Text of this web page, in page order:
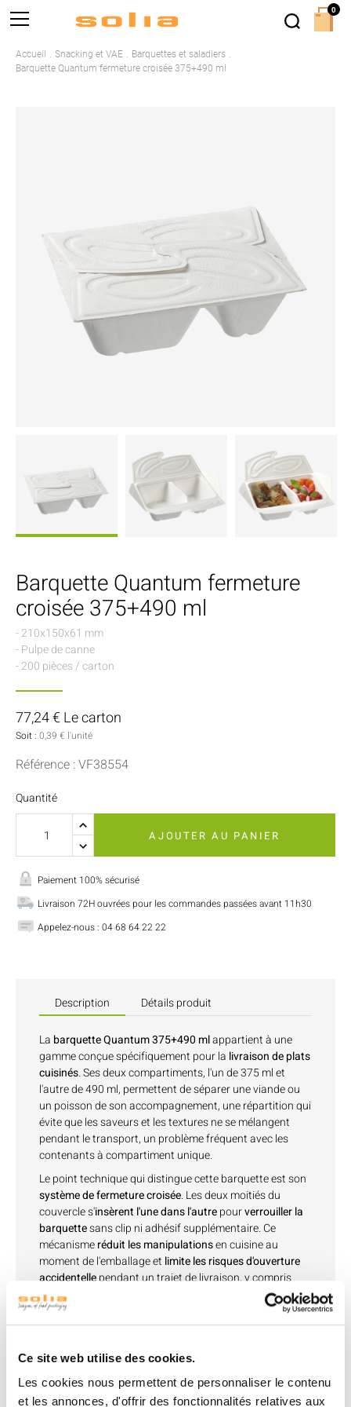
Ce site web utilise des cookies.
Les cookies nous permettent de personnaliser le contenu
et les annonces, d'offrir des fonctionnalités relatives aux
Accueil Snacking et VAE
Barquettes et saladiers
Barquette Quantum fermeture croisée 375+490 ml
Barquette Quantum fermeture
croisée 375+490 ml
- 210x150x61 mm
- Pulpe de canne
- 200 pièces / carton
77,24 € Le carton
Soit : 0,39 € l'unité
Référence : VF38554
Quantité
AJOUTER AU PANIER
Paiement 100% sécurisé
Livraison 72H ouvrées pour les commandes passées avant 11h30
Appelez-nous : 04 68 64 22 22
Description Détails produit
La barquette Quantum 375+490 mlappartient à une
gamme conçue spécifiquement pour la livraison de plats
cuisinés. Ses deux compartiments, l'un de 375 ml et
l'autre de 490 ml, permettent de séparer une viande ou
un poisson de son accompagnement, une répartition qui
évite que les saveurs et les textures ne se mélangent
pendant le transport, un problème fréquent avec les
contenants à compartiment unique.
Le point technique qui distingue cette barquette est son
système de fermeture croisée. Les deux moitiés du
couvercle s'insèrent l'une dans l'autrepourverrouiller la
barquettesans clip ni adhésif supplémentaire. Ce
mécanismeréduit les manipulationsen cuisine au
moment de l'emballage et limite les risques d'ouverture
accidentellependant un trajet de livraison, y compris
lorsque plusieurs barquettes sont transportées empilées
dans un sac isotherme.
une logique de
matériaux biosourcés
aux barquettes plastiques traditionnelles
restaurateurs et dark kitchens qui cherchent à réduire
leur dépendance au plastique à usage unique sans
0